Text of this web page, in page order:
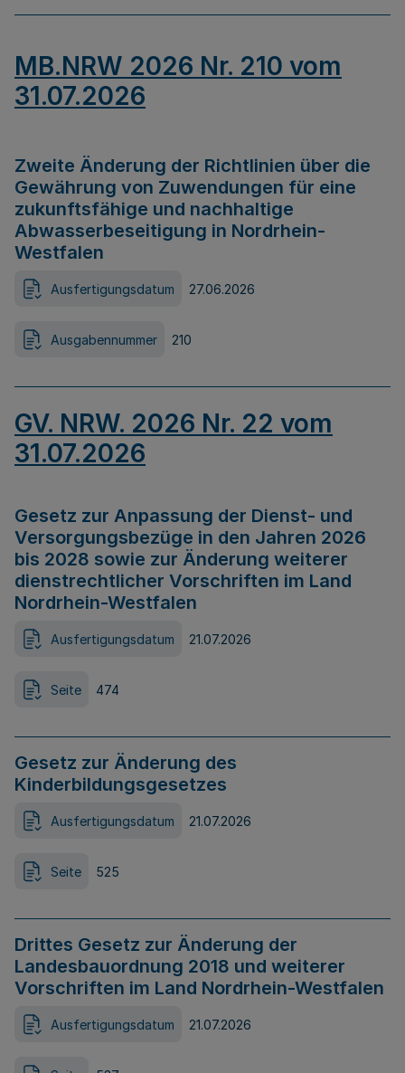
MB.NRW 2026 Nr. 210 vom
31.07.2026
Zweite Änderung der Richtlinien über die
Gewährung von Zuwendungen für eine
zukunftsfähige und nachhaltige
Abwasserbeseitigung in Nordrhein-
Westfalen
Ausfertigungsdatum 27.06.2026
Ausgabennummer 210
GV. NRW. 2026 Nr. 22 vom
31.07.2026
Gesetz zur Anpassung der Dienst- und
Versorgungsbezüge in den Jahren 2026
bis 2028 sowie zur Änderung weiterer
dienstrechtlicher Vorschriften im Land
Nordrhein-Westfalen
Ausfertigungsdatum 21.07.2026
Seite 474
Gesetz zur Änderung des
Kinderbildungsgesetzes
Ausfertigungsdatum 21.07.2026
Seite 525
Drittes Gesetz zur Änderung der
Landesbauordnung 2018 und weiterer
Vorschriften im Land Nordrhein-Westfalen
Ausfertigungsdatum 21.07.2026